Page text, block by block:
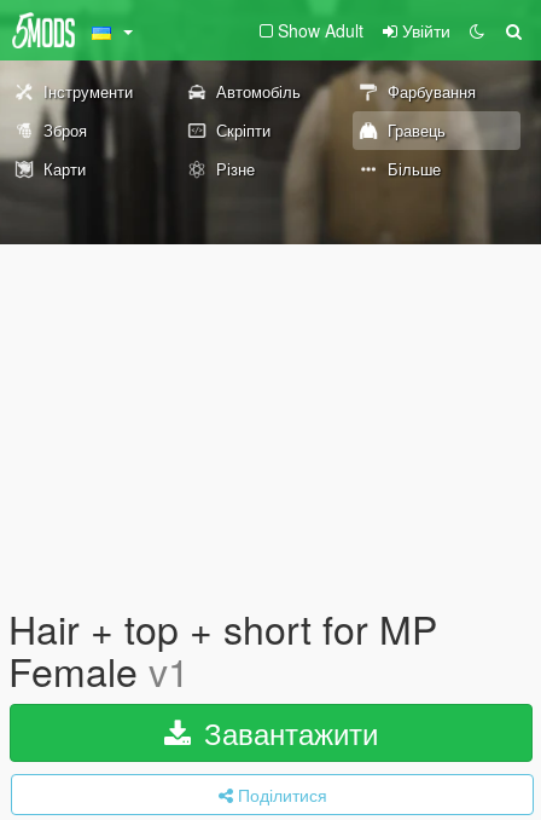
Show Adult Увійти
Інструменти Автомобіль
Фарбування
Зброя
Скріпти
Гравець
Карти
Різне Більше
Hair + top + short for MP
Female v1
Завантажити
Поділитися